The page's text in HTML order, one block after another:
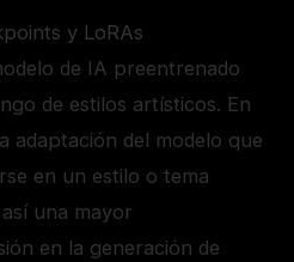
y LoRAs
de IA preentrenado
de estilos artísticos. En
adaptación del modelo que
en un estilo o tema
una mayor
en la generación de